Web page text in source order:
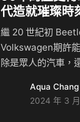
代造就璀璨時
繼 20 世紀初
Volkswagen期許
除是眾人的汽車，
在 Volkswagen 的
創舉果不其然在
Aqua Chang
2024 年 3